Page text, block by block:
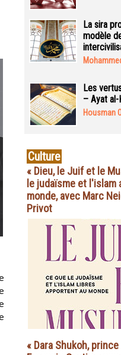
La sira
modèle
Les
– Ayat al-
Housman
Culture
« Dieu, le Juif et le
le judaïsme et l'islam
monde, avec Marc
Privot
« Dara Shukoh,